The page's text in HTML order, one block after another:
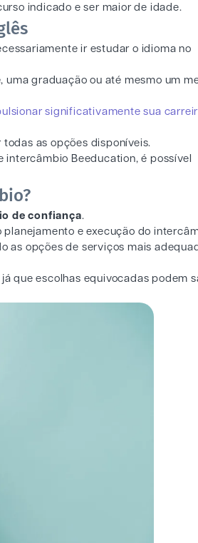
indicado e ser maior de idade.
ir estudar o idioma no
uma graduação ou até mesmo um
significativamente sua
todas as opções disponíveis.
Beeducation, é possível
de confiança.
e execução do
as opções de serviços mais
que escolhas equivocadas podem